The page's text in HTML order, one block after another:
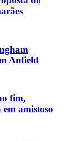
Anfield
fim,
em amistoso